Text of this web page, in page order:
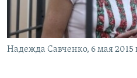
ПОБЕДИТЕЛЕЙ НЕ СУДЯТ?
КРЫМ.НЕПОКОРЕННЫЙ
ELIFBE
ПРИСОЕДИНЯЙТЕСЬ!
Надежда Савченко, 6 мая 2015